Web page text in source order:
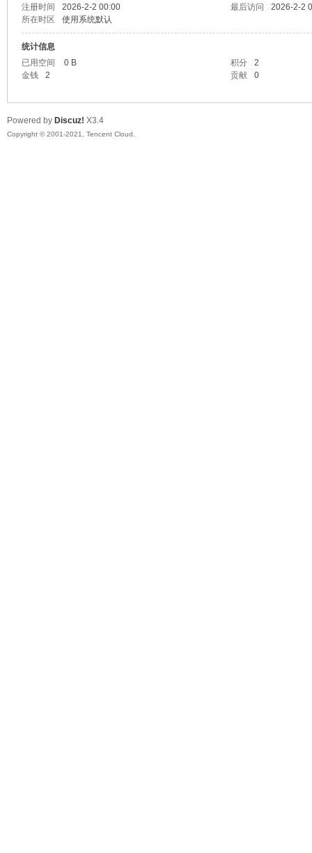
注册时间
2026-2-2 00:00 最后访问
2026-2-2
所在时区
使用系统默认
统计信息
已用空间
0 B 积分
2
金钱
2 贡献 0
Powered by Discuz! X3.4
Copyright © 2001-2021, Tencent Cloud.